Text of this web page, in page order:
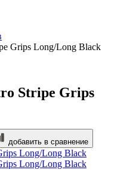
Grips Long/Long Black
Stripe Grips
добавить в сравнение